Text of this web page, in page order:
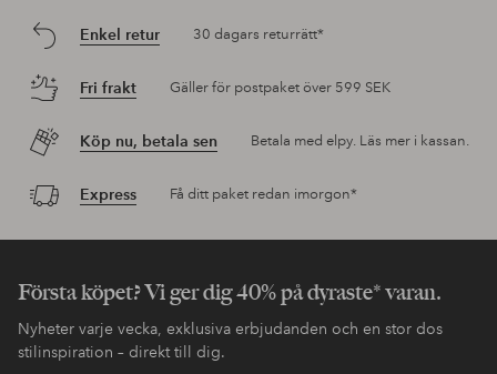
Enkel retur 30 dagars returrätt*
Fri frakt Gäller för postpaket över 599 SEK
Köp nu, betala sen Betala med elpy. Läs mer i kassan.
Express Få ditt paket redan imorgon*
Första köpet? Vi ger dig 40% på dyraste* varan.
Nyheter varje vecka, exklusiva erbjudanden och en stor dos
stilinspiration – direkt till dig.